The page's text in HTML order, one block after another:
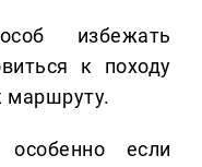
избежать
к походу
маршруту.
если